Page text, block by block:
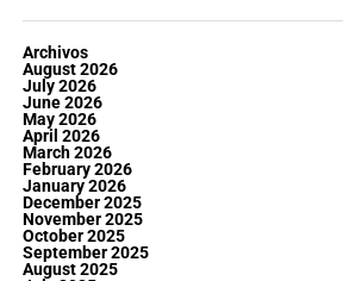
Archivos
August 2026
July 2026
June 2026
May 2026
April 2026
March 2026
February 2026
January 2026
December 2025
November 2025
October 2025
September 2025
August 2025